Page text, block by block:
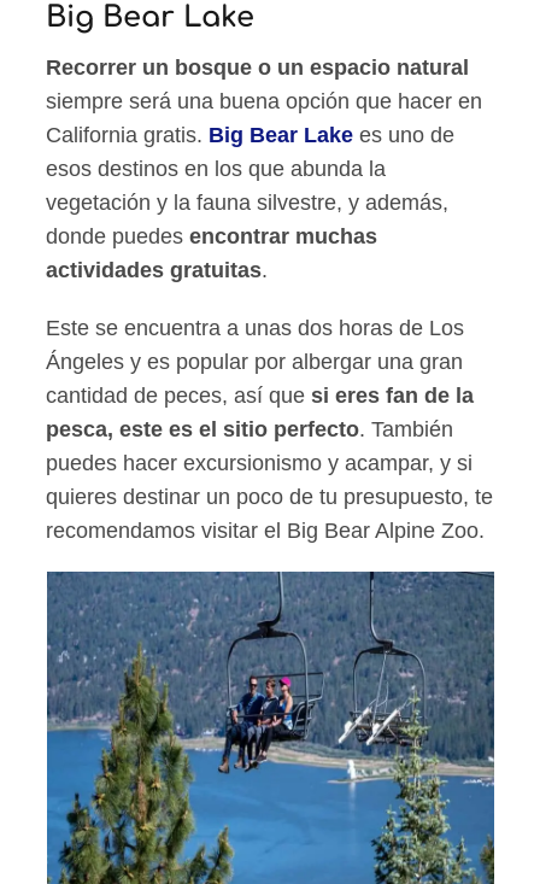
Big Bear Lake
Recorrer un bosque o un espacio natural
siempre será una buena opción que hacer en
California gratis. Big Bear Lake es uno de
esos destinos en los que abunda la
vegetación y la fauna silvestre, y además,
donde puedesencontrar muchas
actividades gratuitas.
Este se encuentra a unas dos horas de Los
Ángeles y es popular por albergar una gran
cantidad de peces, así quesi eres fan de la
pesca, este es el sitio perfecto. También
puedes hacer excursionismo y acampar, y si
quieres destinar un poco de tu presupuesto, te
recomendamos visitar el Big Bear Alpine Zoo.